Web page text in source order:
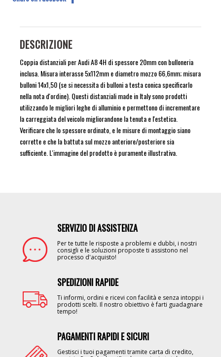
DESCRIZIONE
Coppia distanziali per Audi A8 4H di spessore 20mm con bulloneria
inclusa. Misura interasse 5x112mm e diametro mozzo 66,6mm; misura
bulloni 14x1,50 (se si necessita di bulloni a testa conica specificarlo
nella nota d'ordine). Questi distanziali made in Italy sono prodotti
utilizzando le migliori leghe di alluminio e permettono di incrementare
la carreggiata del veicolo migliorandone la tenuta e l'estetica.
Verificare che lo spessore ordinato, e le misure di montaggio siano
corrette e che la battuta sul mozzo anteriore/posteriore sia
sufficiente. L'immagine del prodotto è puramente illustrativa.
SERVIZIO DI ASSISTENZA
Per te tutte le risposte a problemi e dubbi, i nostri
consigli e le soluzioni proposte ti assistono nel
processo d'acquisto!
SPEDIZIONI RAPIDE
Ti informi, ordini e ricevi con facilità e senza intoppi i
prodotti scelti. Il nostro obiettivo è farti guadagnare
tempo!
PAGAMENTI RAPIDI E SICURI
Gestisci i tuoi pagamenti tramite carta di credito,